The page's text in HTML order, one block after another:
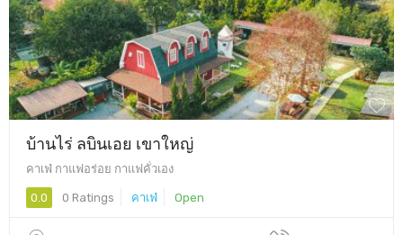
บ้านไร่ ลบินเอย เขาใหญ่
คาเฟ่ กาแฟอร่อย กาแฟคั่วเอง
0.0 0 Ratings คาเฟ่ Open